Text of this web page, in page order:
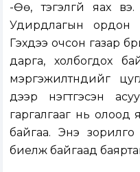
-Өө, тэгэлгүй яах
Удирдлагын ордон
Гэхдээ очсон газар
дарга, холбогдох
мэргэжилтнүүдийг
дээр нэгтгэсэн
гаргалгааг нь олоод
байгаа. Энэ
биелж байгаад